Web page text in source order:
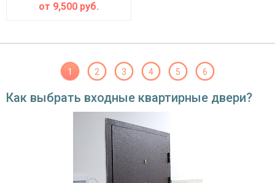
от 9,500 руб.
1 2 3 4 5 6
Как выбрать входные квартирные двери?